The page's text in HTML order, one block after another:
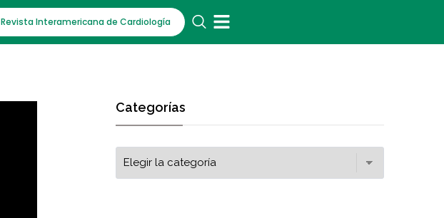
Revista Interamericana de Cardiología
Categorías